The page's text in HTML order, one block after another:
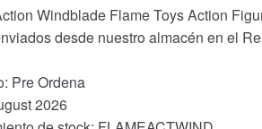
Windblade Flame Toys Action
desde nuestro almacén en el
Pre Ordena
2026